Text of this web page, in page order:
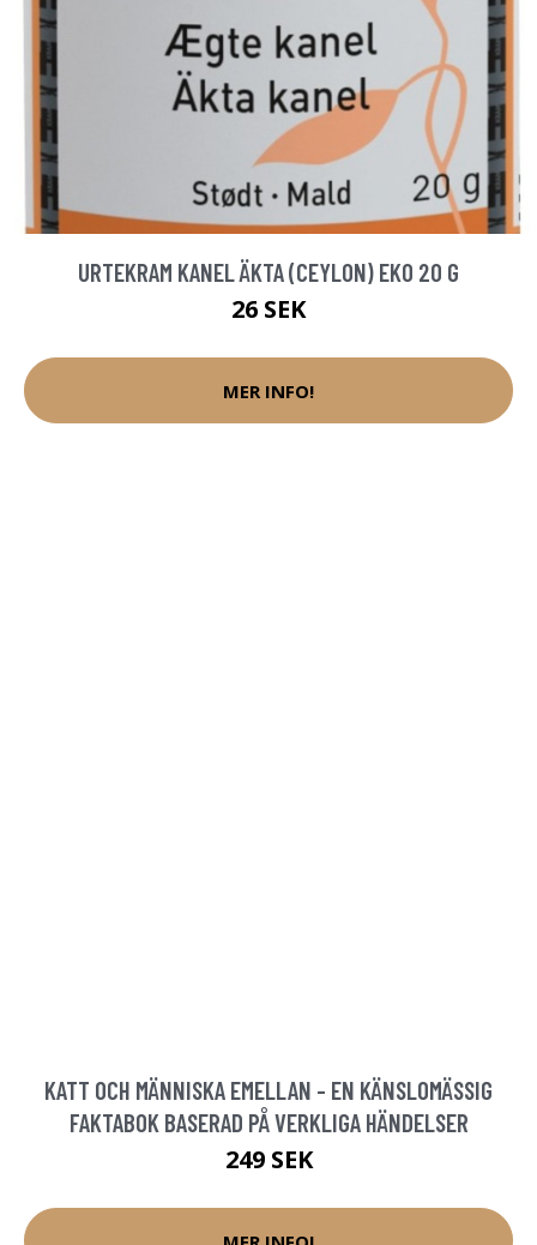
URTEKRAM KANEL ÄKTA (CEYLON) EKO 20 G
26 SEK
MER INFO!
KATT OCH MÄNNISKA EMELLAN - EN KÄNSLOMÄSSIG
FAKTABOK BASERAD PÅ VERKLIGA HÄNDELSER
249 SEK